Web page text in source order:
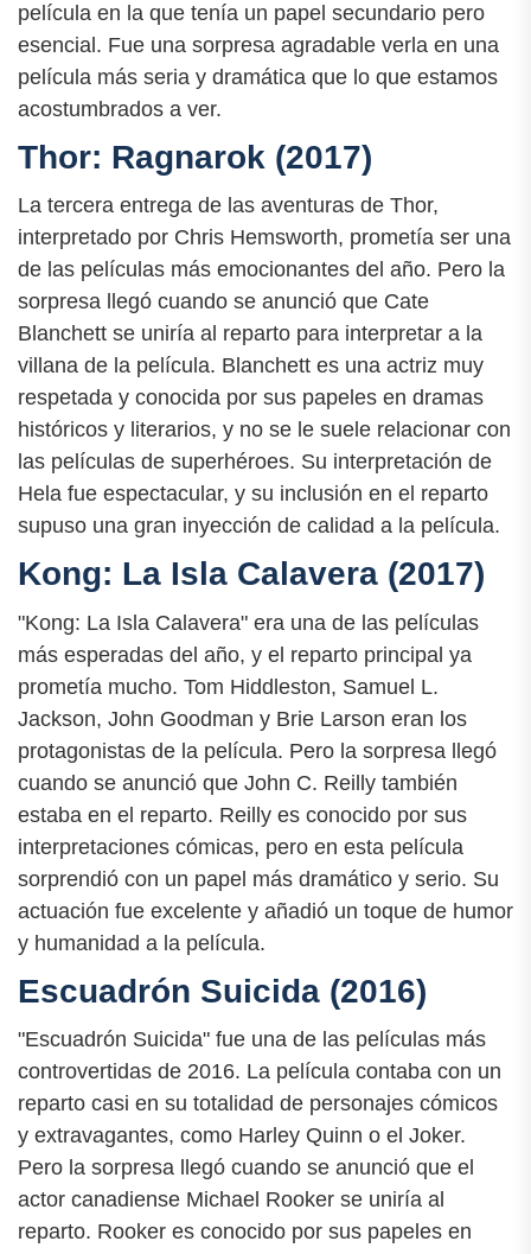
película en la que tenía un papel secundario pero
esencial. Fue una sorpresa agradable verla en una
película más seria y dramática que lo que estamos
acostumbrados a ver.
Thor: Ragnarok (2017)
La tercera entrega de las aventuras de Thor,
interpretado por Chris Hemsworth, prometía ser una
de las películas más emocionantes del año. Pero la
sorpresa llegó cuando se anunció que Cate
Blanchett se uniría al reparto para interpretar a la
villana de la película. Blanchett es una actriz muy
respetada y conocida por sus papeles en dramas
históricos y literarios, y no se le suele relacionar con
las películas de superhéroes. Su interpretación de
Hela fue espectacular, y su inclusión en el reparto
supuso una gran inyección de calidad a la película.
Kong: La Isla Calavera (2017)
"Kong: La Isla Calavera" era una de las películas
más esperadas del año, y el reparto principal ya
prometía mucho. Tom Hiddleston, Samuel L.
Jackson, John Goodman y Brie Larson eran los
protagonistas de la película. Pero la sorpresa llegó
cuando se anunció que John C. Reilly también
estaba en el reparto. Reilly es conocido por sus
interpretaciones cómicas, pero en esta película
sorprendió con un papel más dramático y serio. Su
actuación fue excelente y añadió un toque de humor
y humanidad a la película.
Escuadrón Suicida (2016)
"Escuadrón Suicida" fue una de las películas más
controvertidas de 2016. La película contaba con un
reparto casi en su totalidad de personajes cómicos
y extravagantes, como Harley Quinn o el Joker.
Pero la sorpresa llegó cuando se anunció que el
actor canadiense Michael Rooker se uniría al
reparto. Rooker es conocido por sus papeles en